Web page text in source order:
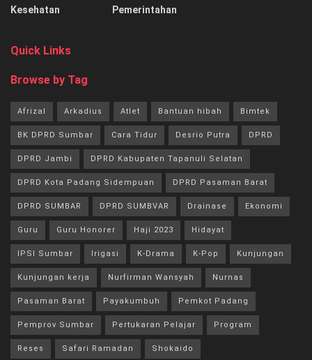
Kesehatan
Pemerintahan
Quick Links
Browse by Tag
Afrizal Arkadius Atlet Bantuan hibah Bimtek
BK DPRD Sumbar Cara Tidur Desrio Putra DPRD
DPRD Jambi DPRD Kabupaten Tapanuli Selatan
DPRD Kota Padang Sidempuan DPRD Pasaman Barat
DPRD SUMBAR DPRD SUMBVAR Drainase Ekonomi
Guru Guru Honorer Haji 2023 Hidayat
IPSI Sumbar Irigasi K-Drama K-Pop Kunjungan
Kunjungan kerja Nurfirman Wansyah Nurnas
Pasaman Barat Payakumbuh Pemkot Padang
Pemprov Sumbar Pertukaran Pelajar Program
Reses Safari Ramadan Shokaido